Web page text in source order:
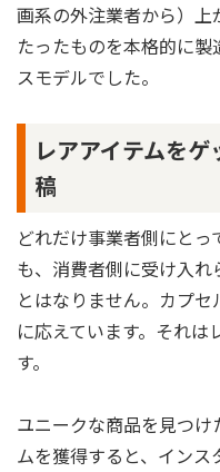
画系の外注業者から）上
たったものを本格的に
スモデルでした。
レアアイテムを
稿
どれだけ事業者側にと
も、消費者側に受け入
とはなりません。カプ
に応えています。それ
す。
ユニークな商品を見つ
ムを獲得すると、イン